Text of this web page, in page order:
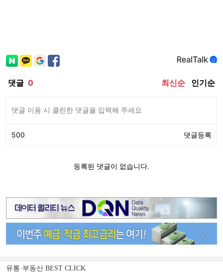
유통·부동산 BEST CLICK